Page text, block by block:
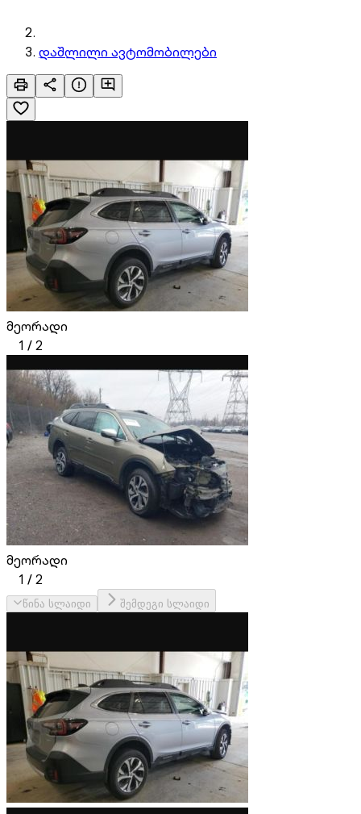
დაშლილი ავტომობილები
მეორადი
1 /2
მეორადი
1 /2
წინა სლაიდი შემდეგი სლაიდი